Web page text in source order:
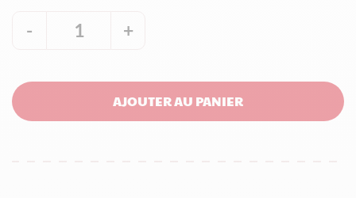
-
Réglette
nougat
1 +
AJOUTER AU PANIER